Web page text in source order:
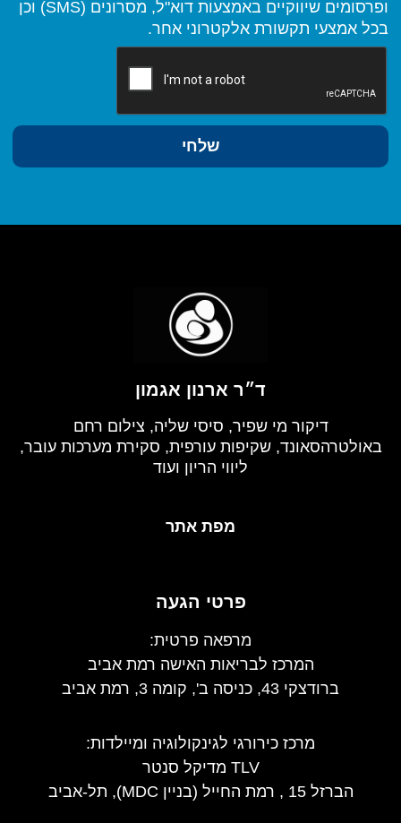
ופרסומים שיווקיים באמצעות דוא"ל, מסרונים (SMS) וכן
בכל אמצעי תקשורת אלקטרוני אחר.
שלחי
ד״ר ארנון אגמון
דיקור מי שפיר, סיסי שליה, צילום רחם
באולטרהסאונד, שקיפות עורפית, סקירת מערכות עובר,
ליווי הריון ועוד
מפת אתר
פרטי הגעה
מרפאה פרטית:
המרכז לבריאות האישה רמת אביב
ברודצקי 43, כניסה ב', קומה 3, רמת אביב
מרכז כירורגי לגינקולוגיה ומיילדות:
TLV מדיקל סנטר
הברזל 15 , רמת החייל (בניין MDC), תל-אביב